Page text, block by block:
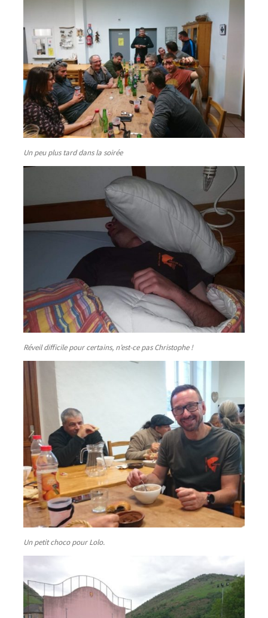
Un peu plus tard dans la soirée
Réveil difficile pour certains, n’est-ce pas Christophe !
Un petit choco pour Lolo.